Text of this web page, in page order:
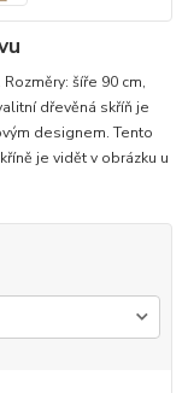
šíře 90 cm,
dřevěná skříň je
designem. Tento
je vidět v obrázku u